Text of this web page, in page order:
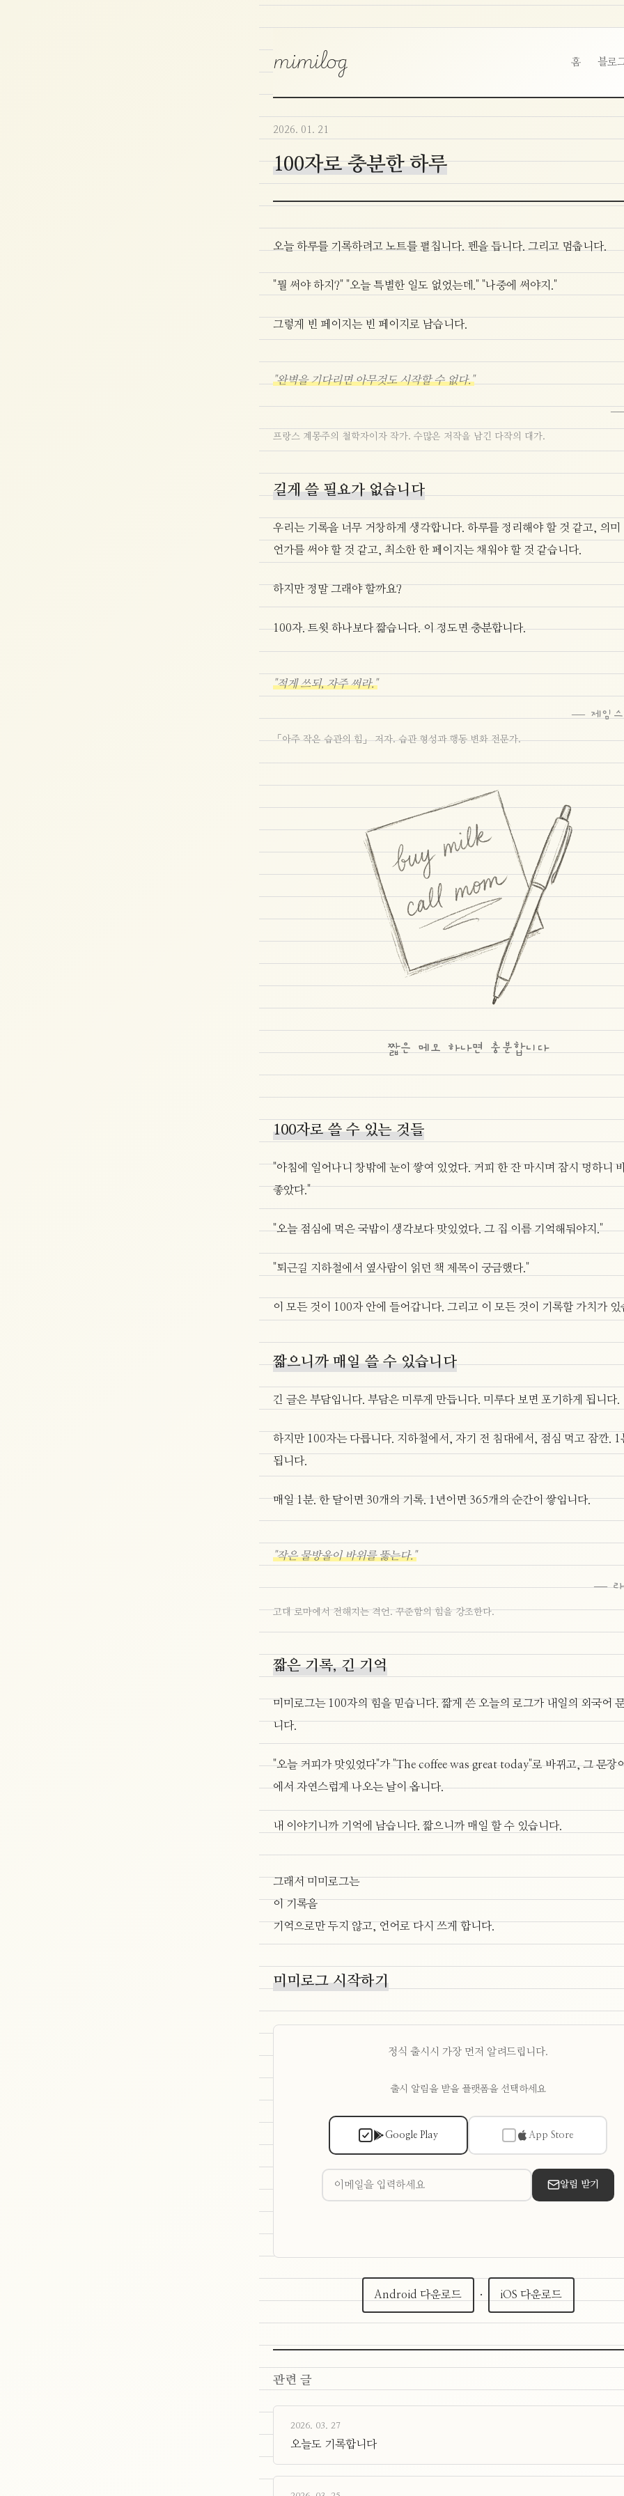
mimilog 홈 블로
2026. 01. 21
100자로 충분한 하루
오늘 하루를 기록하려고 노트를 펼칩니다. 펜을 듭니다. 그리고 멈춥니다.
"뭘 써야 하지?" "오늘 특별한 일도 없었는데." "나중에 써야지."
그렇게 빈 페이지는 빈 페이지로 남습니다.
"완벽을 기다리면 아무것도 시작할 수 없다."
—
프랑스 계몽주의 철학자이자 작가. 수많은 저작을 남긴 다작의 대가.
길게 쓸 필요가 없습니다
우리는 기록을 너무 거창하게 생각합니다. 하루를 정리해야 할 것 같고, 의미
언가를 써야 할 것 같고, 최소한 한 페이지는 채워야 할 것 같습니다.
하지만 정말 그래야 할까요?
100자. 트윗 하나보다 짧습니다. 이 정도면 충분합니다.
"적게 쓰되, 자주 써라."
— 제임
「아주 작은 습관의 힘」 저자. 습관 형성과 행동 변화 전문가.
짧은 메모 하나면 충분합니다
100자로 쓸 수 있는 것들
"아침에 일어나니 창밖에 눈이 쌓여 있었다. 커피 한 잔 마시며 잠시 멍하니
좋았다."
"오늘 점심에 먹은 국밥이 생각보다 맛있었다. 그 집 이름 기억해둬야지."
"퇴근길 지하철에서 옆사람이 읽던 책 제목이 궁금했다."
이 모든 것이 100자 안에 들어갑니다. 그리고 이 모든 것이 기록할 가치가 있
짧으니까 매일 쓸 수 있습니다
긴 글은 부담입니다. 부담은 미루게 만듭니다. 미루다 보면 포기하게 됩니다.
하지만 100자는 다릅니다. 지하철에서, 자기 전 침대에서, 점심 먹고 잠깐. 1
됩니다.
매일 1분. 한 달이면 30개의 기록. 1년이면 365개의 순간이 쌓입니다.
"작은 물방울이 바위를 뚫는다."
— 라
고대 로마에서 전해지는 격언. 꾸준함의 힘을 강조한다.
짧은 기록, 긴 기억
미미로그는 100자의 힘을 믿습니다. 짧게 쓴 오늘의 로그가 내일의 외국어
니다.
"오늘 커피가 맛있었다"가 "The coffee was great today"로 바뀌고, 그 문장
에서 자연스럽게 나오는 날이 옵니다.
내 이야기니까 기억에 남습니다. 짧으니까 매일 할 수 있습니다.
그래서 미미로그는
이 기록을
기억으로만 두지 않고, 언어로 다시 쓰게 합니다.
미미로그 시작하기
정식 출시시 가장 먼저 알려드립니다.
출시 알림을 받을 플랫폼을 선택하세요
Google Play App Store
알림 받기
Android 다운로드 · iOS 다운로드
관련 글
2026. 03. 27
오늘도 기록합니다